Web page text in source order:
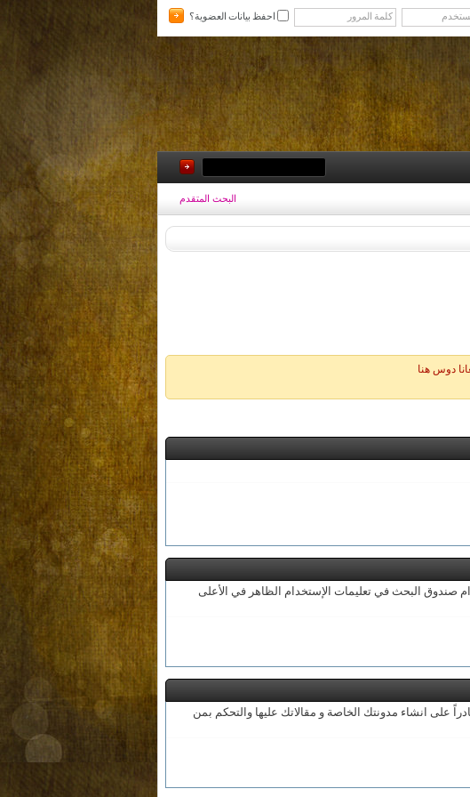
احفظ بيانات العضوية؟
البحث المتقدم
دوس هنا
صندوق البحث في تعليمات الإستخدام الظاهر في الأعلى
على انشاء مدونتك الخاصة و مقالاتك عليها والتحكم بمن